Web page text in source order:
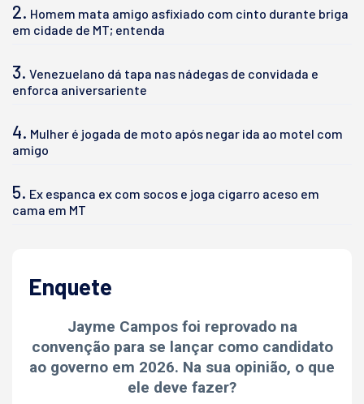
2. Homem mata amigo asfixiado com cinto durante briga
em cidade de MT; entenda
3. Venezuelano dá tapa nas nádegas de convidada e
enforca aniversariente
4. Mulher é jogada de moto após negar ida ao motel com
amigo
5. Ex espanca ex com socos e joga cigarro aceso em
cama em MT
Enquete
Jayme Campos foi reprovado na
convenção para se lançar como candidato
ao governo em 2026. Na sua opinião, o que
ele deve fazer?